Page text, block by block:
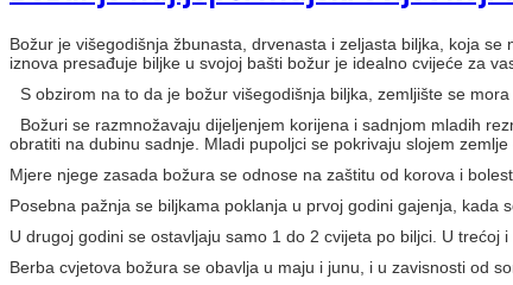
Božur je višegodišnja žbunasta, drvenasta i zeljasta biljka, koja
iznova presađuje biljke u svojoj bašti božur je idealno cvijeće za
S obzirom na to da je božur višegodišnja biljka, zemljište se
Božuri se razmnožavaju dijeljenjem korijena i sadnjom mladih
obratiti na dubinu sadnje. Mladi pupoljci se pokrivaju slojem
Mjere njege zasada božura se odnose na zaštitu od korova i
Posebna pažnja se biljkama poklanja u prvoj godini gajenja, kada
U drugoj godini se ostavljaju samo 1 do 2 cvijeta po biljci. U
Berba cvjetova božura se obavlja u maju i junu, i u zavisnosti od